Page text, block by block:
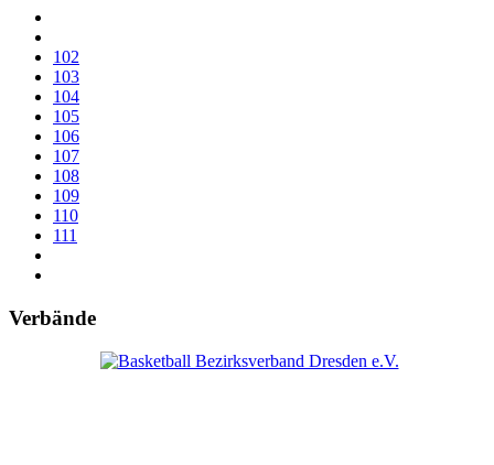
102
103
104
105
106
107
108
109
110
111
Verbände